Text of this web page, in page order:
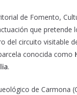
de Fomento,
que pretende
del circuito visitable
conocida como
.
de Carmona